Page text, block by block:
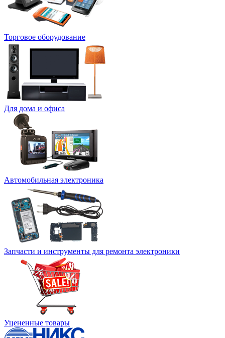
Торговое оборудование
Для дома и офиса
Автомобильная электроника
Запчасти и инструменты для ремонта электроники
Уцененные товары